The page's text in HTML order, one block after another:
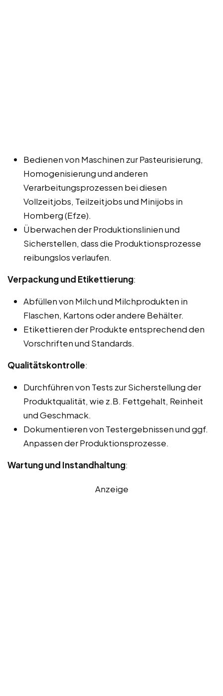
Bedienen von Maschinen zur Pasteurisierung,
Homogenisierung und anderen
Verarbeitungsprozessen bei diesen
Vollzeitjobs, Teilzeitjobs und Minijobs in
Homberg (Efze).
Überwachen der Produktionslinien und
Sicherstellen, dass die Produktionsprozesse
reibungslos verlaufen.
Verpackung und Etikettierung:
Abfüllen von Milch und Milchprodukten in
Flaschen, Kartons oder andere Behälter.
Etikettieren der Produkte entsprechend den
Vorschriften und Standards.
Qualitätskontrolle:
Durchführen von Tests zur Sicherstellung der
Produktqualität, wie z.B. Fettgehalt, Reinheit
und Geschmack.
Dokumentieren von Testergebnissen und ggf.
Anpassen der Produktionsprozesse.
Wartung und Instandhaltung:
Anzeige